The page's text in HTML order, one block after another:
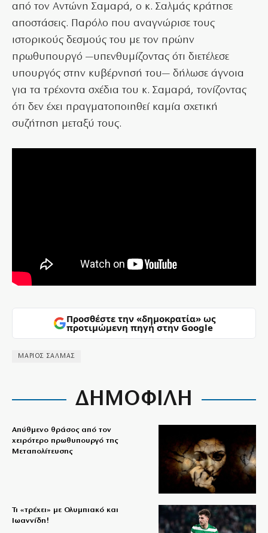
από τον Αντώνη Σαμαρά, ο κ. Σαλμάς κράτησε
αποστάσεις. Παρόλο που αναγνώρισε τους
ιστορικούς δεσμούς του με τον πρώην
πρωθυπουργό —υπενθυμίζοντας ότι διετέλεσε
υπουργός στην κυβέρνησή του— δήλωσε άγνοια
για τα τρέχοντα σχέδια του κ. Σαμαρά, τονίζοντας
ότι δεν έχει πραγματοποιηθεί καμία σχετική
συζήτηση μεταξύ τους.
Προσθέστε την «δημοκρατία» ως
προτιμώμενη πηγή στην Google
ΜΑΡΙΟΣ ΣΑΛΜΑΣ
ΔΗΜΟΦΙΛΗ
Απύθμενο θράσος από τον
χειρότερο πρωθυπουργό της
Μεταπολίτευσης
Τι «τρέχει» με Ολυμπιακό και
Ιωαννίδη!